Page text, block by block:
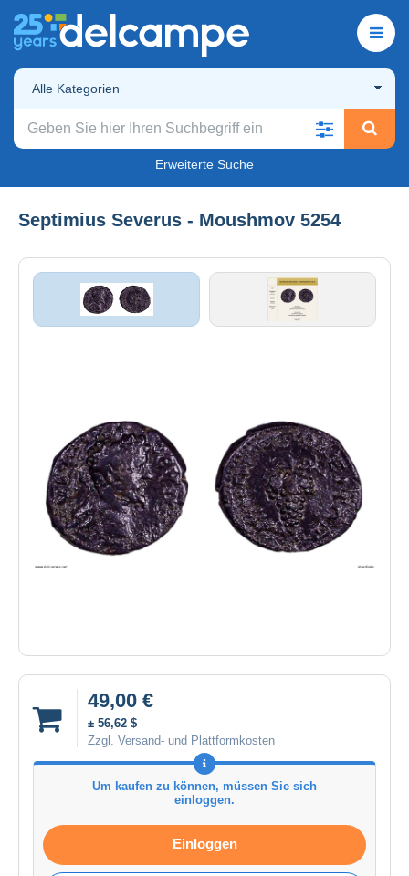
Alle Kategorien
Erweiterte Suche
Septimius Severus - Moushmov 5254
49,00 €
± 56,62 $
Zzgl. Versand- und Plattformkosten
Um kaufen zu können, müssen Sie sich
einloggen.
Einloggen